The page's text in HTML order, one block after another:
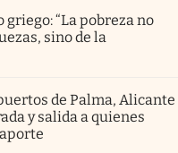
“La pobreza no
sino de la
de Palma, Alicante
y salida a quienes